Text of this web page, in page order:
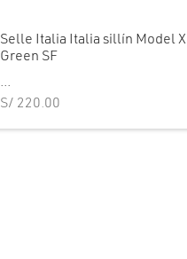
Selle Italia Italia sillín Model X
Green SF
...
S/ 220.00